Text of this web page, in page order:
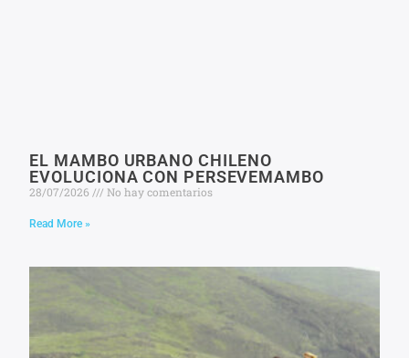
EL MAMBO URBANO CHILENO
EVOLUCIONA CON PERSEVEMAMBO
28/07/2026 No hay comentarios
Read More »